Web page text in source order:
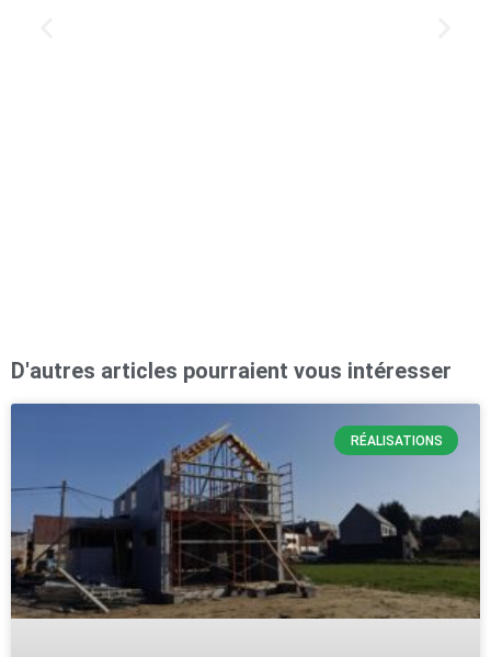
D'autres articles pourraient vous intéresser
RÉALISATIONS